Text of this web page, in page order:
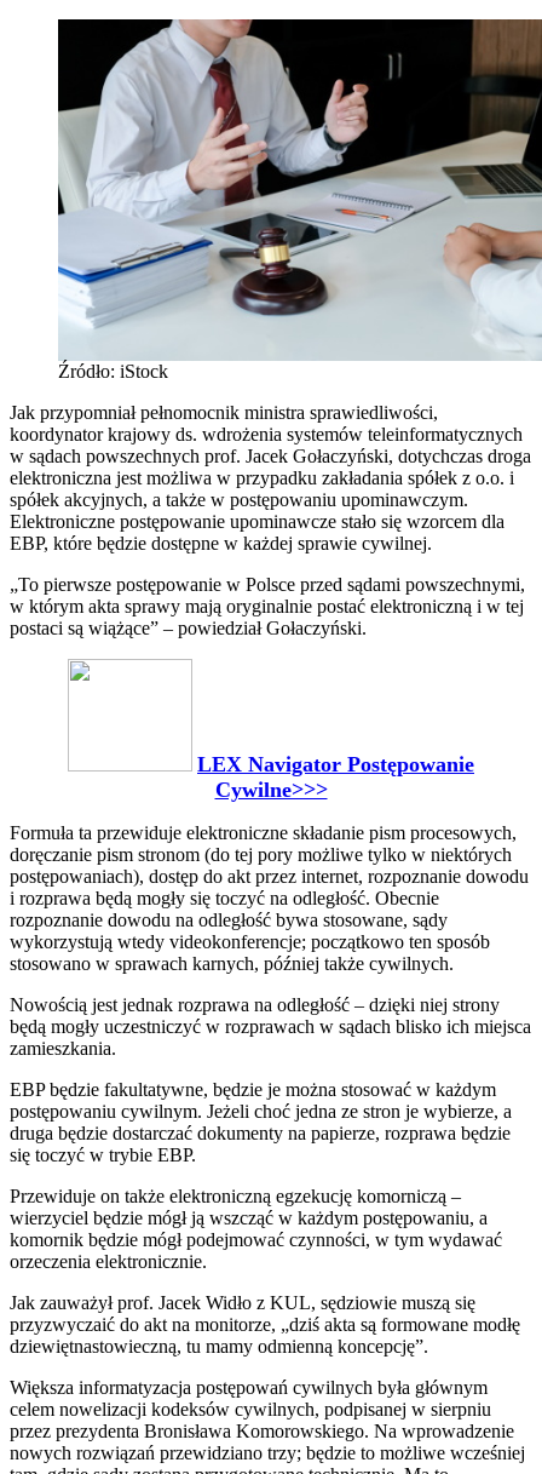
Źródło: iStock
Jak przypomniał pełnomocnik ministra sprawiedliwości,
koordynator krajowy ds. wdrożenia systemów teleinformatycznych
w sądach powszechnych prof. Jacek Gołaczyński, dotychczas droga
elektroniczna jest możliwa w przypadku zakładania spółek z o.o. i
spółek akcyjnych, a także w postępowaniu upominawczym.
Elektroniczne postępowanie upominawcze stało się wzorcem dla
EBP, które będzie dostępne w każdej sprawie cywilnej.
„To pierwsze postępowanie w Polsce przed sądami powszechnymi,
w którym akta sprawy mają oryginalnie postać elektroniczną i w tej
postaci są wiążące” – powiedział Gołaczyński.
LEX Navigator Postępowanie
Cywilne>>>
Formuła ta przewiduje elektroniczne składanie pism procesowych,
doręczanie pism stronom (do tej pory możliwe tylko w niektórych
postępowaniach), dostęp do akt przez internet, rozpoznanie dowodu
i rozprawa będą mogły się toczyć na odległość. Obecnie
rozpoznanie dowodu na odległość bywa stosowane, sądy
wykorzystują wtedy videokonferencje; początkowo ten sposób
stosowano w sprawach karnych, później także cywilnych.
Nowością jest jednak rozprawa na odległość – dzięki niej strony
będą mogły uczestniczyć w rozprawach w sądach blisko ich miejsca
zamieszkania.
EBP będzie fakultatywne, będzie je można stosować w każdym
postępowaniu cywilnym. Jeżeli choć jedna ze stron je wybierze, a
druga będzie dostarczać dokumenty na papierze, rozprawa będzie
się toczyć w trybie EBP.
Przewiduje on także elektroniczną egzekucję komorniczą –
wierzyciel będzie mógł ją wszcząć w każdym postępowaniu, a
komornik będzie mógł podejmować czynności, w tym wydawać
orzeczenia elektronicznie.
Jak zauważył prof. Jacek Widło z KUL, sędziowie muszą się
przyzwyczaić do akt na monitorze, „dziś akta są formowane modłę
dziewiętnastowieczną, tu mamy odmienną koncepcję”.
Większa informatyzacja postępowań cywilnych była głównym
celem nowelizacji kodeksów cywilnych, podpisanej w sierpniu
przez prezydenta Bronisława Komorowskiego. Na wprowadzenie
nowych rozwiązań przewidziano trzy; będzie to możliwe wcześniej